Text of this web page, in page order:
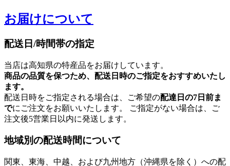
お届けについて
配送日/時間帯の指定
当店は高知県の特産品をお届けしています。
商品の品質を保つため、配送日時のご指定をおすすめいたし
ます。
配送日時をご指定される場合は、ご希望の配達日の7日前ま
でにご注文をお願いいたします。 ご指定がない場合は、ご
注文後5営業日以内に発送します。
地域別の配送時間について
関東、東海、中越、および九州地方（沖縄県を除く）への配